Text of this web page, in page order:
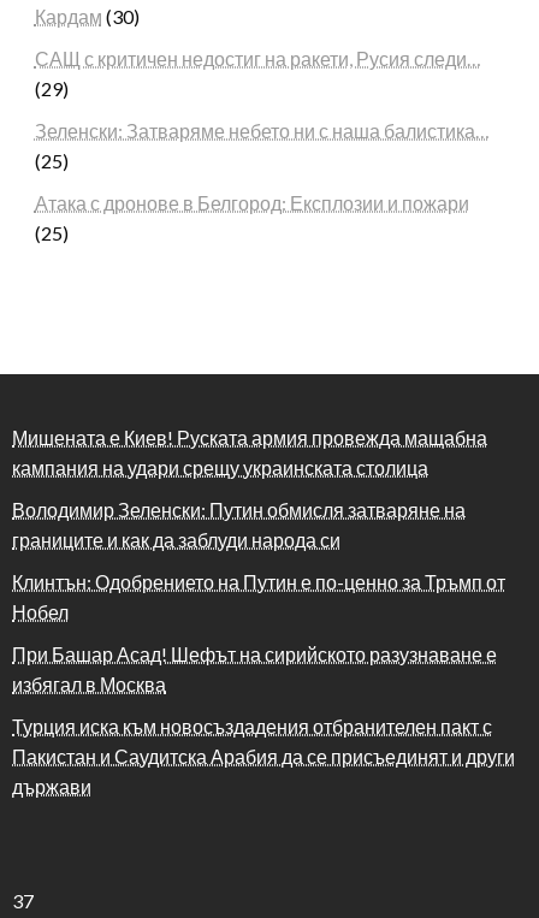
Кардам (30)
САЩ с критичен недостиг на ракети, Русия следи…
(29)
Зеленски: Затваряме небето ни с наша балистика…
(25)
Атака с дронове в Белгород: Експлозии и пожари
(25)
Мишената е Киев! Руската армия провежда мащабна
кампания на удари срещу украинската столица
Володимир Зеленски: Путин обмисля затваряне на
границите и как да заблуди народа си
Клинтън: Одобрението на Путин е по-ценно за Тръмп от
Нобел
При Башар Асад! Шефът на сирийското разузнаване е
избягал в Москва
Турция иска към новосъздадения отбранителен пакт с
Пакистан и Саудитска Арабия да се присъединят и други
държави
37